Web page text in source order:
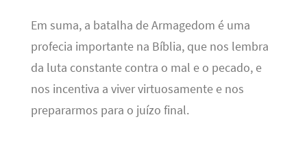
Em suma, a batalha de Armagedom é uma
profecia importante na Bíblia, que nos lembra
da luta constante contra o mal e o pecado, e
nos incentiva a viver virtuosamente e nos
prepararmos para o juízo final.